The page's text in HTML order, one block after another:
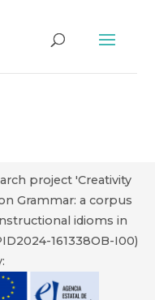
project 'Creativity
Grammar: a corpus
idioms in
161338OB-I00)